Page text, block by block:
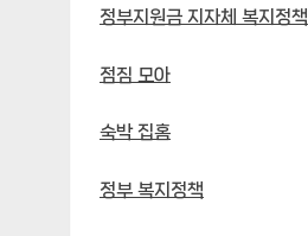
정부지원금 지자체 복지정책
점짐 모아
숙박 집홈
정부 복지정책